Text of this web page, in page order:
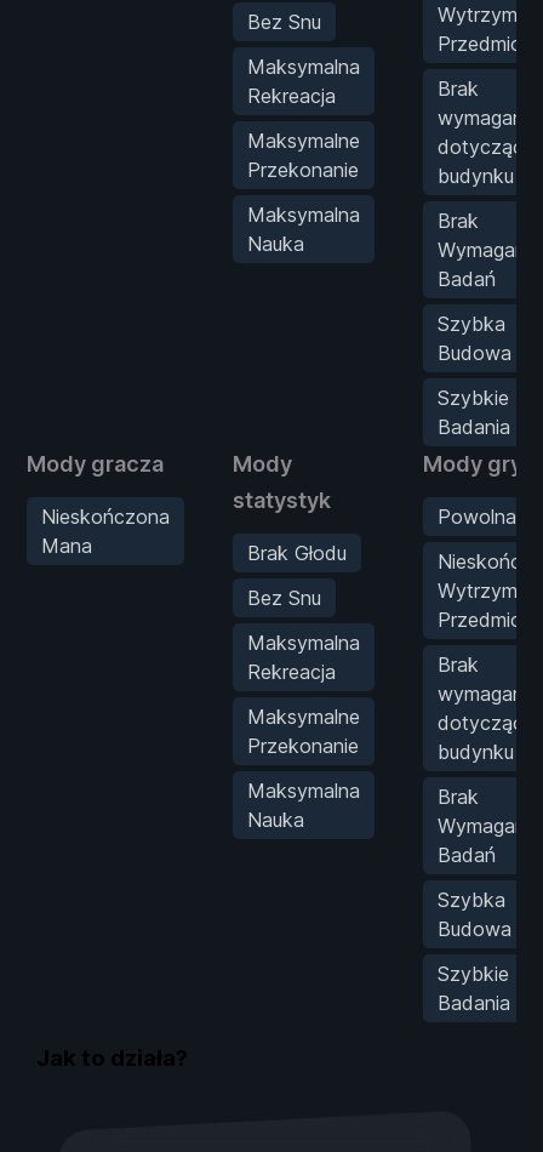
Bez Snu
Maksymalna
Rekreacja
Maksymalne
Przekonanie
Maksymalna
Nauka
Brak
wymagań
budynku
Brak
Wymagań
Badań
Szybka
Budowa
Szybkie
Badania
Mody gracza
Nieskończona
Mana
Mody
statystyk
Brak Głodu
Bez Snu
Maksymalna
Rekreacja
Maksymalne
Przekonanie
Maksymalna
Nauka
Mody gry
Powolna
Brak
wymagań
budynku
Brak
Wymagań
Badań
Szybka
Budowa
Szybkie
Badania
Jak to działa?